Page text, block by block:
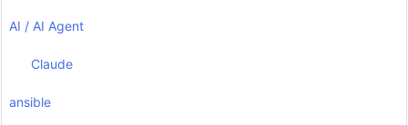
AI / AI Agent
Claude
ansible